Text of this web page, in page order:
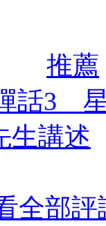
推薦
話3
講述
全部評